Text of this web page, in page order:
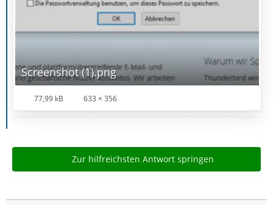
Screenshot (1).png
77,99 kB 633 × 356
Zur hilfreichsten Antwort springen